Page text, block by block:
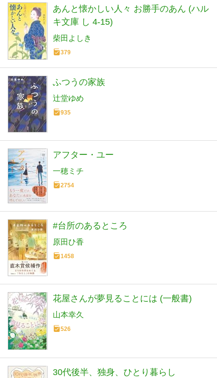
あんと懐かしい人々 お勝手のあん (ハル
キ文庫 し 4-15)
柴田よしき
379
ふつうの家族
辻堂ゆめ
935
アフター・ユー
一穂ミチ
2754
#台所のあるところ
原田ひ香
1458
花屋さんが夢見ることには (一般書)
山本幸久
526
30代後半、独身、ひとり暮らし